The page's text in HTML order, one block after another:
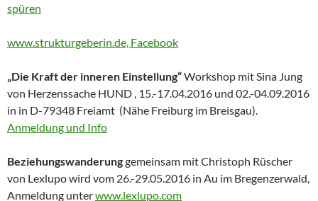
spüren
www.strukturgeberin.de, Facebook
„Die Kraft der inneren Einstellung“Workshop mit Sina Jung
von Herzenssache HUND , 15.-17.04.2016 und 02.-04.09.2016
in in D-79348 Freiamt (Nähe Freiburg im Breisgau).
Anmeldung und Info
Beziehungswanderunggemeinsam mit Christoph Rüscher
von Lexlupo wird vom 26.-29.05.2016 in Au im Bregenzerwald,
Anmeldung unterwww.lexlupo.com